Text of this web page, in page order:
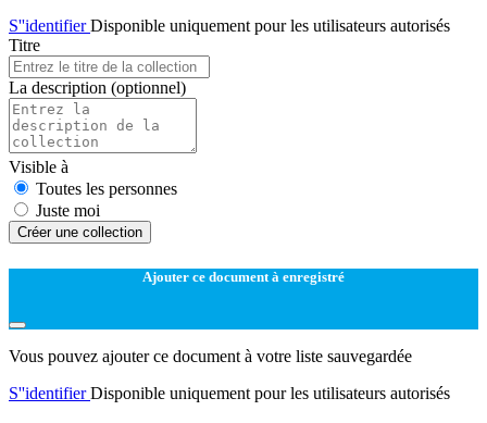
S''identifierDisponible uniquement pour les utilisateurs autorisés
Titre
La description (optionnel)
Visible à
Toutes les personnes
Juste moi
Créer une collection
Ajouter ce document à enregistré
Vous pouvez ajouter ce document à votre liste sauvegardée
S''identifierDisponible uniquement pour les utilisateurs autorisés